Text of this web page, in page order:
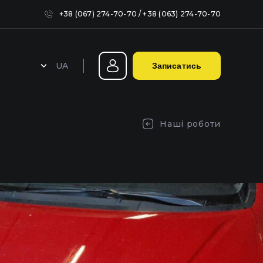
+38 (067) 274-70-70 / +38 (063) 274-70-70
UA Записатись
Наші роботи